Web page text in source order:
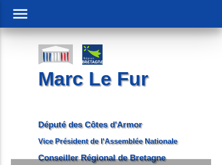
Marc Le Fur
Député des Côtes d'Armor
Vice Président de l'Assemblée Nationale
Conseiller Régional de Bretagne
menu